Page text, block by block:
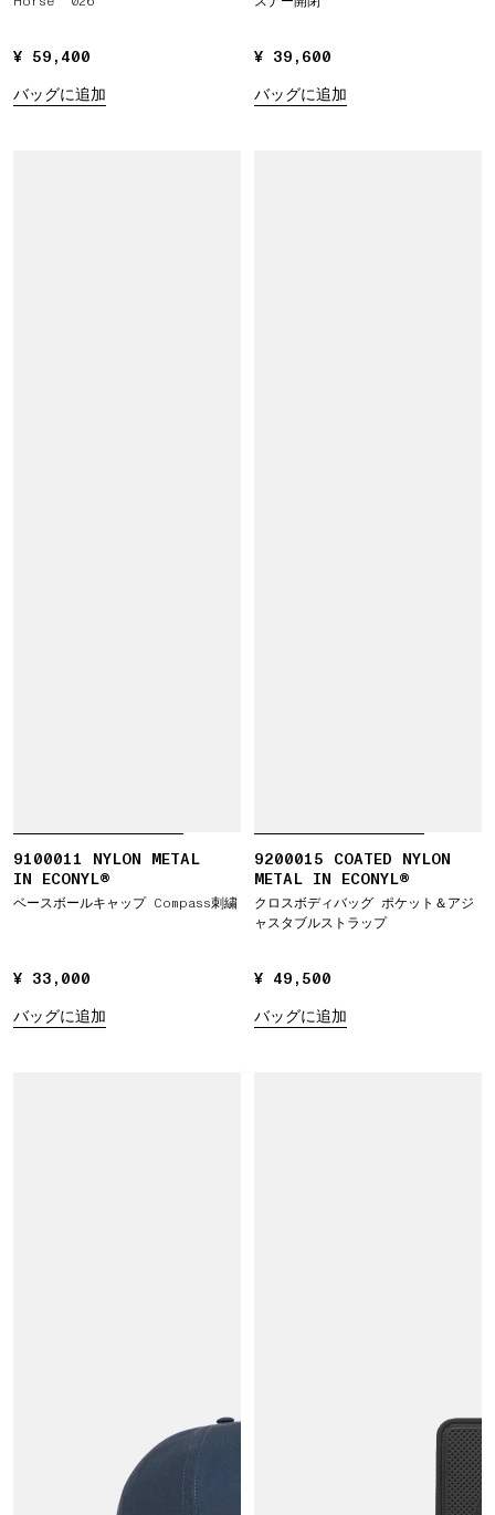
¥ 59,400
¥ 59,400
バッグに追加
¥ 39,600
¥ 39,600
バッグに追加
9100011 NYLON METAL
IN ECONYL®
ベースボールキャップ Compass刺繍
¥ 33,000
¥ 33,000
バッグに追加
9200015 COATED NYLON
METAL IN ECONYL®
クロスボディバッグ ポケット＆アジ
ャスタブルストラップ
¥ 49,500
¥ 49,500
バッグに追加